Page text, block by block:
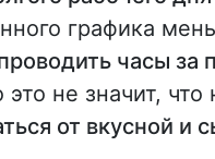
графика
часы за
это не значит, что
от вкусной и